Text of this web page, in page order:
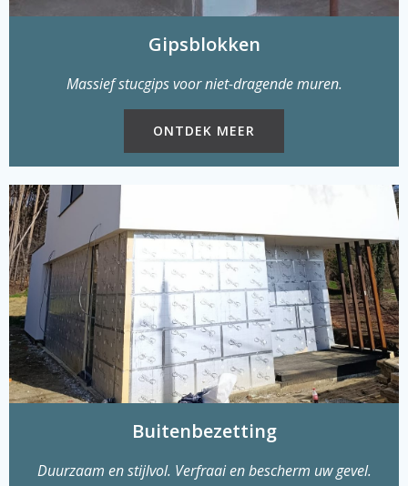
Gipsblokken
Massief stucgips voor niet-dragende muren.
ONTDEK MEER
Buitenbezetting
Duurzaam en stijlvol. Verfraai en bescherm uw gevel.